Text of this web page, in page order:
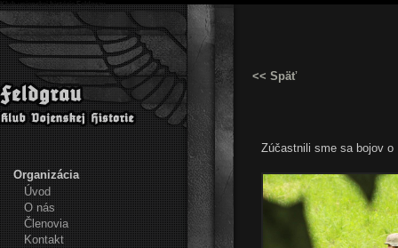
Klub vojenskej histórie Feldgrau
Organizácia
Úvod
O nás
Členovia
Kontakt
<< Späť
Zúčastnili sme sa bojov o